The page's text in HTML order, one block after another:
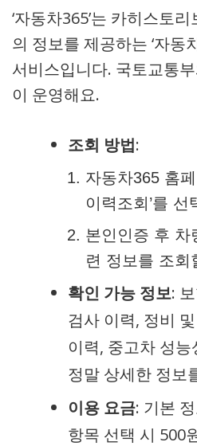
‘자동차365’는 카히스토
의 정보를 제공하는 ‘자동
서비스입니다. 국토교통
이 운영해요.
조회 방법:
자동차365 홈
이력조회’를 선
본인인증 후 차
련 정보를 조회
확인 가능 정보:
검사 이력, 정비
이력, 중고차 성
정말 상세한 정보
이용 요금: 기본
항목 선택 시 500